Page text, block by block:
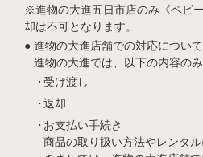
※進物の大進五日市店のみ《ベビ
却は不可となります。
進物の大進店舗での対応について
進物の大進では、以下の内容の
受け渡し
返却
お支払い手続き
商品の取り扱い方法やレンタ